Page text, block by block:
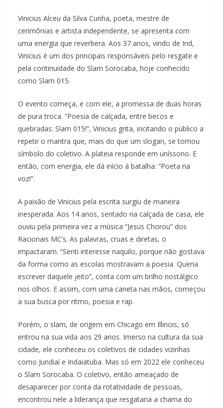
Vinicius Alceu da Silva Cunha, poeta, mestre de
cerimônias e artista independente, se apresenta com
uma energia que reverbera. Aos 37 anos, vindo de Ind,
Vinicius é um dos principais responsáveis pelo resgate e
pela continuidade do Slam Sorocaba, hoje conhecido
como Slam 015.
O evento começa, e com ele, a promessa de duas horas
de pura troca. “Poesia de calçada, entre becos e
quebradas: Slam 015!”, Vinicius grita, incitando o público a
repetir o mantra que, mais do que um slogan, se tornou
símbolo do coletivo. A plateia responde em uníssono. E
então, com energia, ele dá início à batalha: “Poeta na
voz!”.
A paixão de Vinicius pela escrita surgiu de maneira
inesperada. Aos 14 anos, sentado na calçada de casa, ele
ouviu pela primeira vez a música “Jesus Chorou” dos
Racionais MC’s. As palavras, cruas e diretas, o
impactaram. “Senti interesse naquilo, porque não gostava
da forma como as escolas mostravam a poesia. Queria
escrever daquele jeito”, conta com um brilho nostálgico
nos olhos. E assim, com uma caneta nas mãos, começou
a sua busca por ritmo, poesia e rap.
Porém, o slam, de origem em Chicago em Illinois, só
entrou na sua vida aos 29 anos. Imerso na cultura da sua
cidade, ele conheceu os coletivos de cidades vizinhas
como Jundiaí e Indaiatuba. Mas só em 2022 ele conheceu
o Slam Sorocaba. O coletivo, então ameaçado de
desaparecer por conta da rotatividade de pessoas,
encontrou nele a liderança que resgataria a chama do